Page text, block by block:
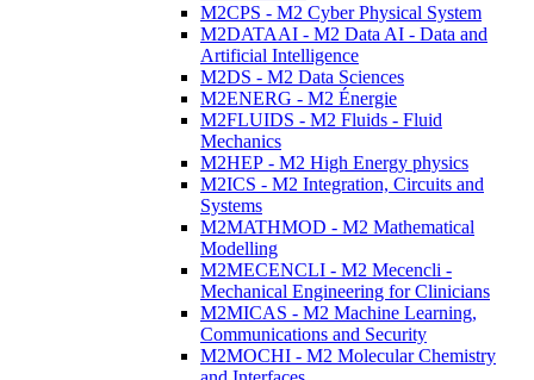
M2CPS - M2 Cyber Physical System
M2DATAAI - M2 Data AI - Data and
Artificial Intelligence
M2DS - M2 Data Sciences
M2ENERG - M2 Énergie
M2FLUIDS - M2 Fluids - Fluid
Mechanics
M2HEP - M2 High Energy physics
M2ICS - M2 Integration, Circuits and
Systems
M2MATHMOD - M2 Mathematical
Modelling
M2MECENCLI - M2 Mecencli -
Mechanical Engineering for Clinicians
M2MICAS - M2 Machine Learning,
Communications and Security
M2MOCHI - M2 Molecular Chemistry